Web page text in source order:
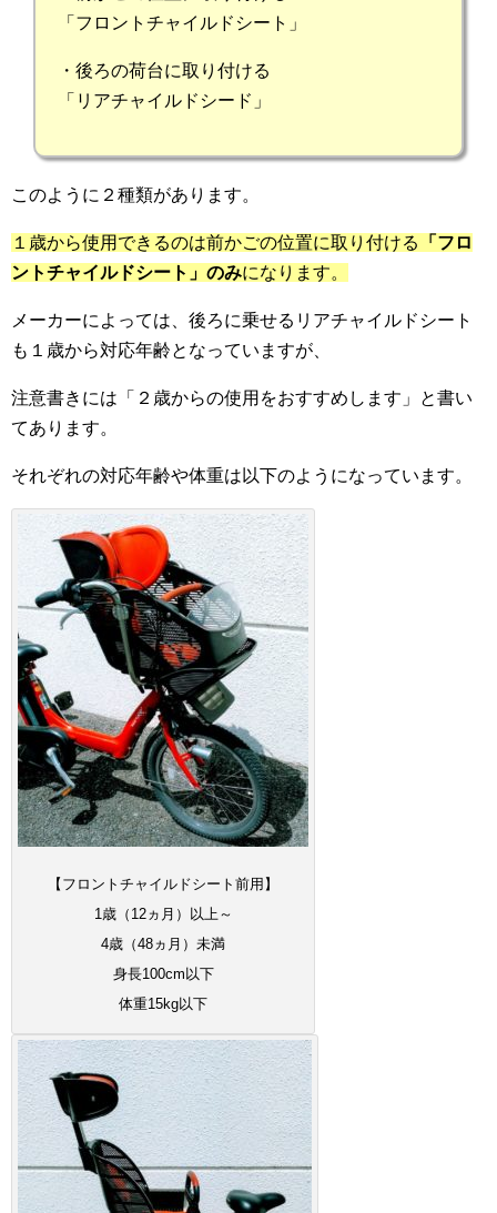
「フロントチャイルドシート」
・後ろの荷台に取り付ける
「リアチャイルドシード」
このように２種類があります。
１歳から使用できるのは前かごの位置に取り付ける
「フロ
ントチャイルドシート」のみになります。
メーカーによっては、後ろに乗せるリアチャイルドシート
も１歳から対応年齢となっていますが、
注意書きには「２歳からの使用をおすすめします」と書い
てあります。
それぞれの対応年齢や体重は以下のようになっています。
【フロントチャイルドシート前用】
1歳（12ヵ月）以上～
4歳（48ヵ月）未満
身長100cm以下
体重15kg以下